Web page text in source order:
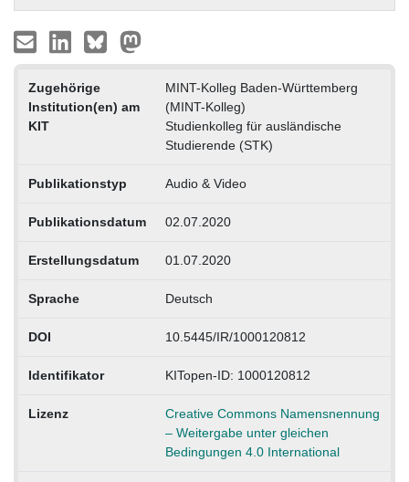
Zugehörige
Institution(en) am
KIT
MINT-Kolleg Baden-Württemberg
(MINT-Kolleg)
Studienkolleg für ausländische
Studierende (STK)
Publikationstyp Audio & Video
Publikationsdatum 02.07.2020
Erstellungsdatum 01.07.2020
Sprache Deutsch
DOI 10.5445/IR/1000120812
Identifikator KITopen-ID: 1000120812
Lizenz
Creative Commons Namensnennung
– Weitergabe unter gleichen
Bedingungen 4.0 International